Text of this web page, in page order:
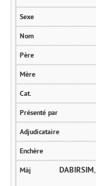
DABIRSIM